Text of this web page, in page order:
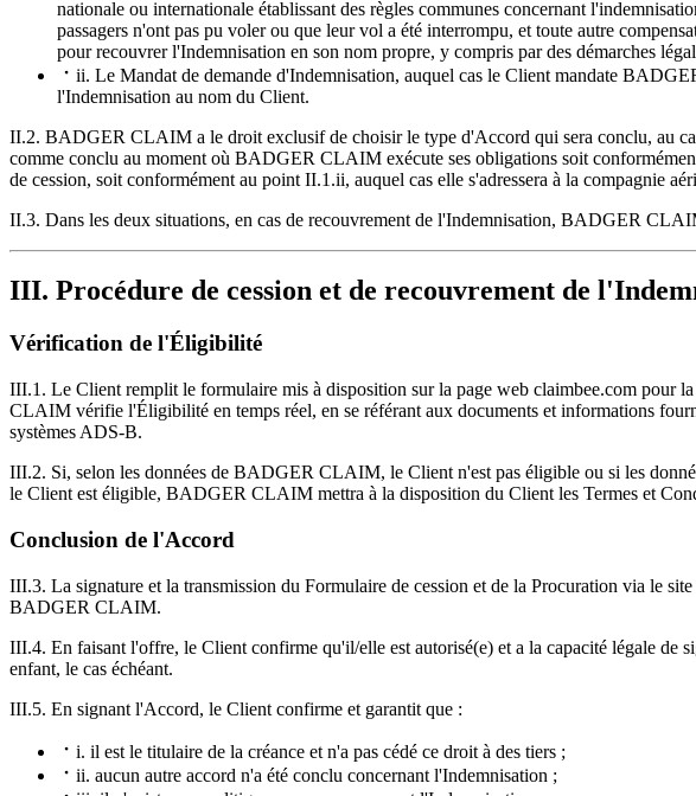
nationale ou internationale établissant des règles communes concernant
passagers n'ont pas pu voler ou que leur vol a été interrompu, et toute autre
pour recouvrer l'Indemnisation en son nom propre, y compris par des démarches
ii. Le Mandat de demande d'Indemnisation, auquel cas le Client mandate
l'Indemnisation au nom du Client.
II.2. BADGER CLAIM a le droit exclusif de choisir le type d'Accord qui sera conclu, au
comme conclu au moment où BADGER CLAIM exécute ses obligations soit
de cession, soit conformément au point II.1.ii, auquel cas elle s'adressera à la compagnie
II.3. Dans les deux situations, en cas de recouvrement de l'Indemnisation, BADGER
III. Procédure de cession et de recouvrement de
Vérification de l'Éligibilité
III.1. Le Client remplit le formulaire mis à disposition sur la page web claimbee.com pour
CLAIM vérifie l'Éligibilité en temps réel, en se référant aux documents et informations
systèmes ADS-B.
III.2. Si, selon les données de BADGER CLAIM, le Client n'est pas éligible ou si les
le Client est éligible, BADGER CLAIM mettra à la disposition du Client les Termes et
Conclusion de l'Accord
III.3. La signature et la transmission du Formulaire de cession et de la Procuration via le
BADGER CLAIM.
III.4. En faisant l'offre, le Client confirme qu'il/elle est autorisé(e) et a la capacité légale de
enfant, le cas échéant.
III.5. En signant l'Accord, le Client confirme et garantit que :
i. il est le titulaire de la créance et n'a pas cédé ce droit à des tiers ;
ii. aucun autre accord n'a été conclu concernant l'Indemnisation ;